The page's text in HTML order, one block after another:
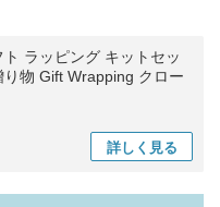
ラッピング キットセッ
り物 Gift Wrapping クロー
詳しく 見る